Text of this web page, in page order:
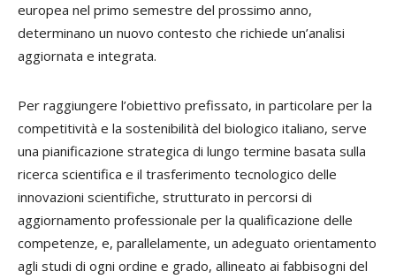
europea nel primo semestre del prossimo anno,
determinano un nuovo contesto che richiede un’analisi
aggiornata e integrata.
Per raggiungere l’obiettivo prefissato, in particolare per la
competitività e la sostenibilità del biologico italiano, serve
una pianificazione strategica di lungo termine basata sulla
ricerca scientifica e il trasferimento tecnologico delle
innovazioni scientifiche, strutturato in percorsi di
aggiornamento professionale per la qualificazione delle
competenze, e, parallelamente, un adeguato orientamento
agli studi di ogni ordine e grado, allineato ai fabbisogni del